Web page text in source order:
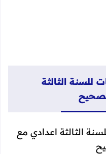
للسنة الثالثة
الثالثة اعدادي مع